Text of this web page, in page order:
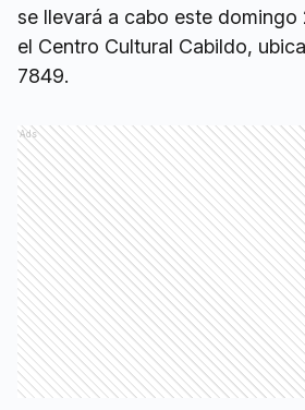
se llevará a cabo este domingo
el Centro Cultural Cabildo,
7849.
Ads